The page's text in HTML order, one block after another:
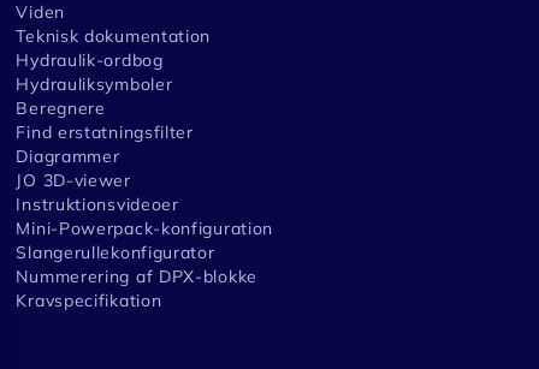
Viden
Teknisk dokumentation
Hydraulik-ordbog
Hydrauliksymboler
Beregnere
Find erstatningsfilter
Diagrammer
JO 3D-viewer
Instruktionsvideoer
Mini-Powerpack-konfiguration
Slangerullekonfigurator
Nummerering af DPX-blokke
Kravspecifikation